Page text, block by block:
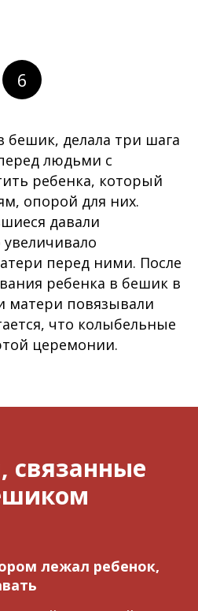
6
бешик, делала три шага
людьми с
ребенка, который
опорой для них.
давали
увеличивало
перед ними. После
ребенка в бешик в
матери повязывали
что колыбельные
церемонии.
связанные
лежал ребенок,